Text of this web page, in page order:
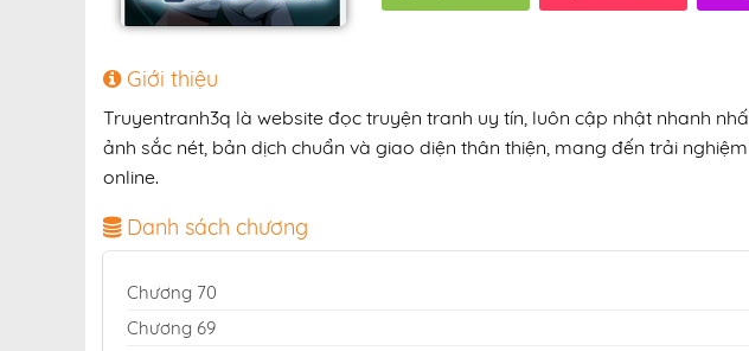
Giới thiệu
Truyentranh3q là website đọc truyện tranh uy tín, luôn cập nhật nhanh
ảnh sắc nét, bản dịch chuẩn và giao diện thân thiện, mang đến trải
online.
Danh sách chương
Chương 70
Chương 69